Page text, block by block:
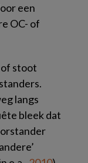
een
OC- of
of stoot
langs
bleek dat